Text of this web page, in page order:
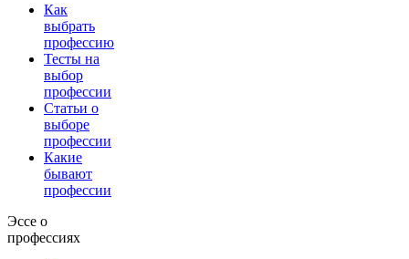
Как
выбрать
профессию
Тесты на
выбор
профессии
Статьи о
выборе
профессии
Какие
бывают
профессии
Эссе о
профессиях